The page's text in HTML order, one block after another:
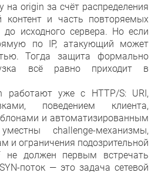
на origin за счёт распределения
контент и часть повторяемых
до исходного сервера. Но если
по IP, атакующий может
Тогда защита формально
всё равно приходит в
работают уже с HTTP/S: URI,
поведением клиента,
и автоматизированным
challenge-механизмы,
и ограничения подозрительной
не должен первым встречать
поток — это задача сетевой